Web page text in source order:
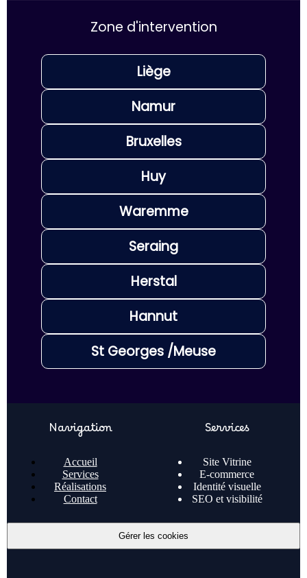
Zone d'intervention
Liège
Namur
Bruxelles
Huy
Waremme
Seraing
Herstal
Hannut
St Georges /Meuse
Navigation
Accueil
Services
Réalisations
Contact
Services
Site Vitrine
E-commerce
Identité visuelle
SEO et visibilité
Gérer les cookies